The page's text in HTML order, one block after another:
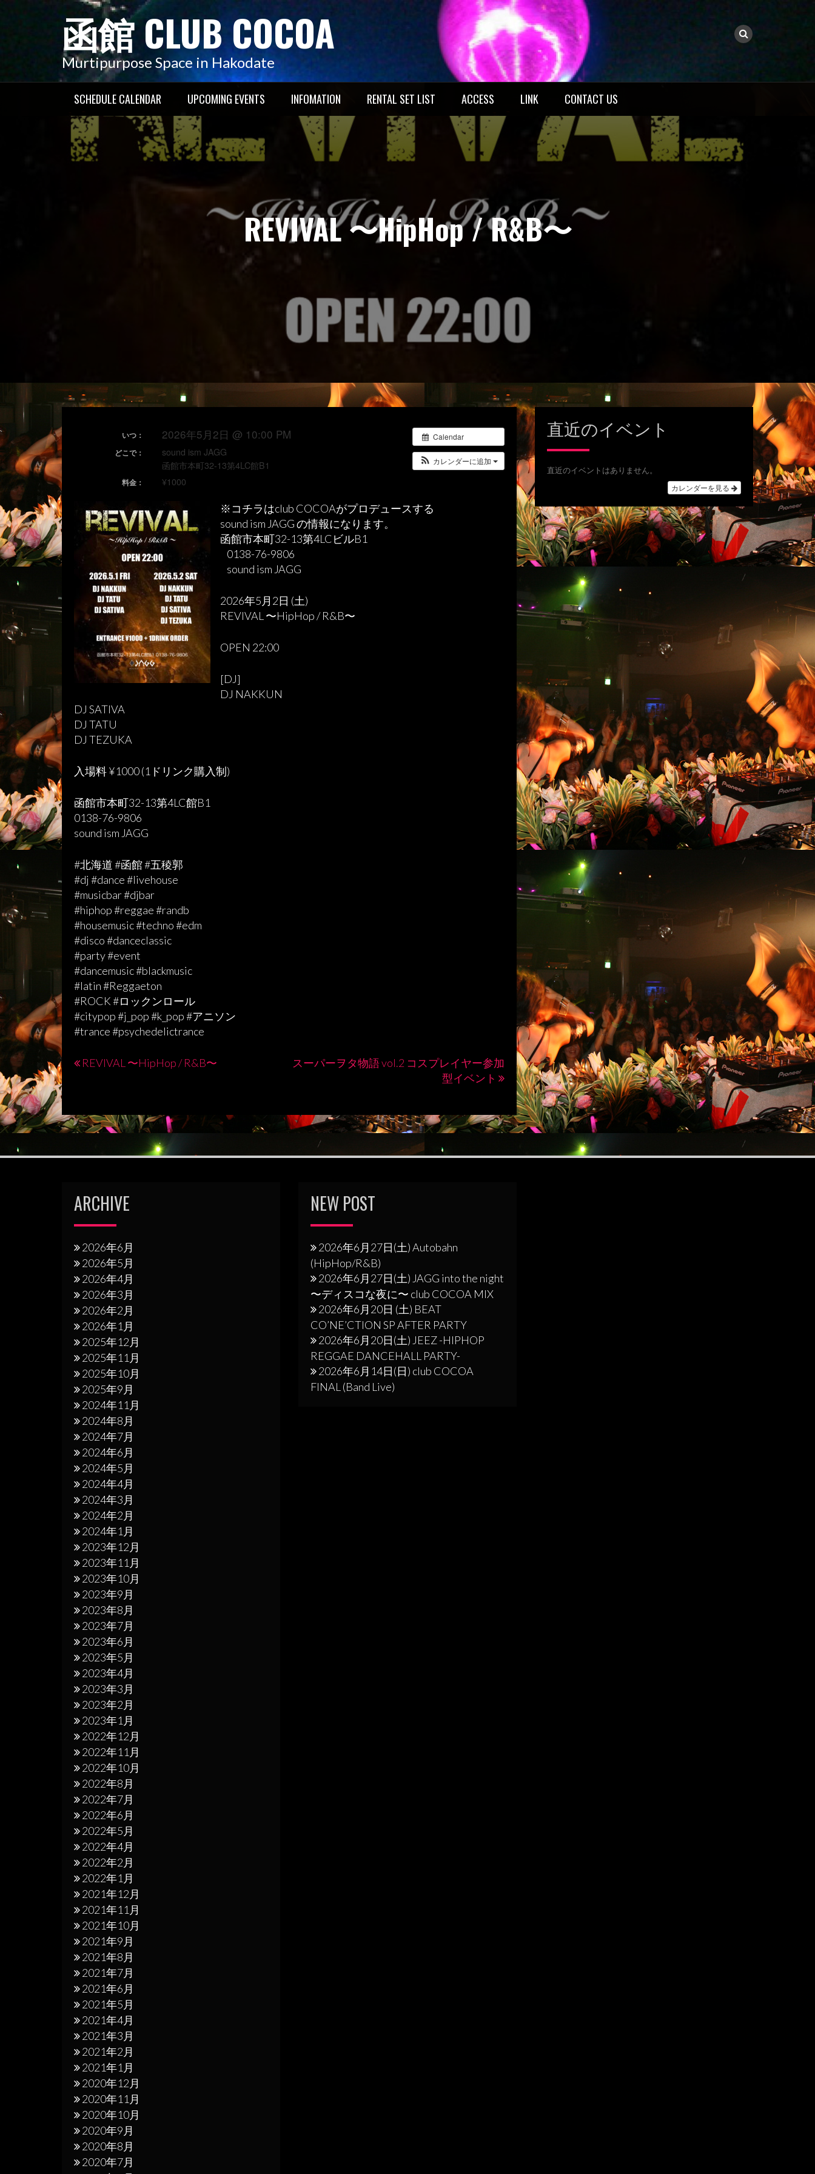
へ
函館 CLUB COCOA
Murtipurpose Space in Hakodate
SCHEDULE CALENDAR UPCOMING EVENTS INFOMATION RENTAL SET LIST ACCESS LINK CONTACT US
REVIVAL 〜HipHop / R&B〜
Calendar
カレンダーに追加
いつ： 2026年5月2日 @ 10:00 PM
どこで：
sound ism JAGG
函館市本町32-13第4LC館B1
料金： ¥1000
※コチラはclub COCOAがプロデュースする
sound ism JAGG の情報になります。
函館市本町32-13第4LCビルB1
0138-76-9806
sound ism JAGG
2026年5月2日 (土)
REVIVAL 〜HipHop / R&B〜
OPEN 22:00
[DJ]
DJ NAKKUN
DJ SATIVA
DJ TATU
DJ TEZUKA
入場料 ¥1000 (1ドリンク購入制)
函館市本町32-13第4LC館B1
0138-76-9806
sound ism JAGG
#北海道 #函館 #五稜郭
#dj #dance #livehouse
#musicbar #djbar
#hiphop #reggae #randb
#housemusic #techno #edm
#disco #danceclassic
#party #event
#dancemusic #blackmusic
#latin #Reggaeton
#ROCK #ロックンロール
#citypop #j_pop #k_pop #アニソン
#trance #psychedelictrance
ナ
ビ
ゲ
シ
ョ
REVIVAL 〜HipHop / R&B〜
スーパーヲタ物語 vol.2 コスプレイヤー参加
型イベント
直近のイベント
直近のイベントはありません。
カレンダーを見る
ARCHIVE
2026年6月
2026年5月
2026年4月
2026年3月
2026年2月
2026年1月
2025年12月
2025年11月
2025年10月
2025年9月
2024年11月
2024年8月
2024年7月
2024年6月
2024年5月
2024年4月
2024年3月
2024年2月
2024年1月
2023年12月
2023年11月
2023年10月
2023年9月
2023年8月
2023年7月
2023年6月
2023年5月
2023年4月
2023年3月
2023年2月
2023年1月
2022年12月
2022年11月
2022年10月
2022年8月
2022年7月
2022年6月
2022年5月
2022年4月
2022年2月
2022年1月
2021年12月
2021年11月
2021年10月
2021年9月
2021年8月
2021年7月
2021年6月
2021年5月
2021年4月
2021年3月
2021年2月
2021年1月
2020年12月
2020年11月
2020年10月
2020年9月
2020年8月
2020年7月
NEW POST
2026年6月27日(土) Autobahn
(HipHop/R&B)
2026年6月27日(土) JAGG into the night
〜ディスコな夜に〜 club COCOA MIX
2026年6月20日 (土) BEAT
CO’NE’CTION SP AFTER PARTY
2026年6月20日(土) JEEZ -HIPHOP
REGGAE DANCEHALL PARTY-
2026年6月14日(日) club COCOA
FINAL (Band Live)